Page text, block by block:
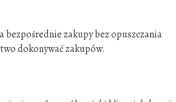
bezpośrednie zakupy bez opuszczania
dokonywać zakupów.